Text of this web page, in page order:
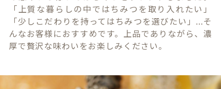
「上質な暮らしの中ではちみつを取り入れたい」
「少しこだわりを持ってはちみつを選びたい」...そ
んなお客様におすすめです。上品でありながら、濃
厚で贅沢な味わいをお楽しみください。